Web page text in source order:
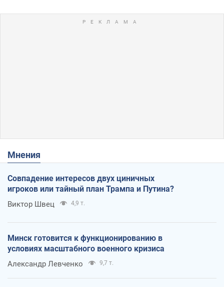
Мнения
Совпадение интересов двух циничных
игроков или тайный план Трампа и Путина?
Виктор Швец 4,9 т.
Минск готовится к функционированию в
условиях масштабного военного кризиса
Александр Левченко 9,7 т.